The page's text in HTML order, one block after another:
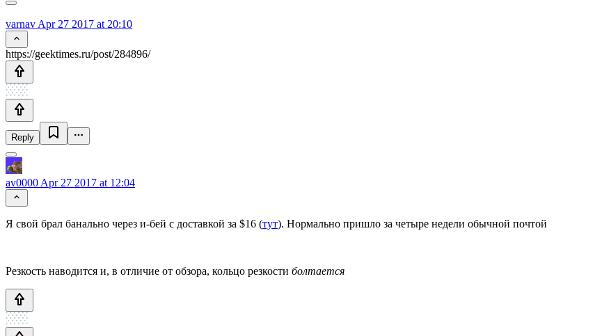
varnav Apr 27 2017 at 20:10
https://geektimes.ru/post/284896/
Reply
av0000 Apr 27 2017 at 12:04
Я свой брал банально через и-бей с доставкой за $16 (тут). Нормально пришло за четыре недели обычной почтой
Резкость наводится и, в отличие от обзора, кольцо резкости болтается